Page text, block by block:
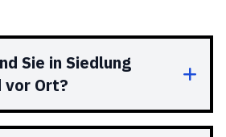
Sie in Siedlung
Ort?